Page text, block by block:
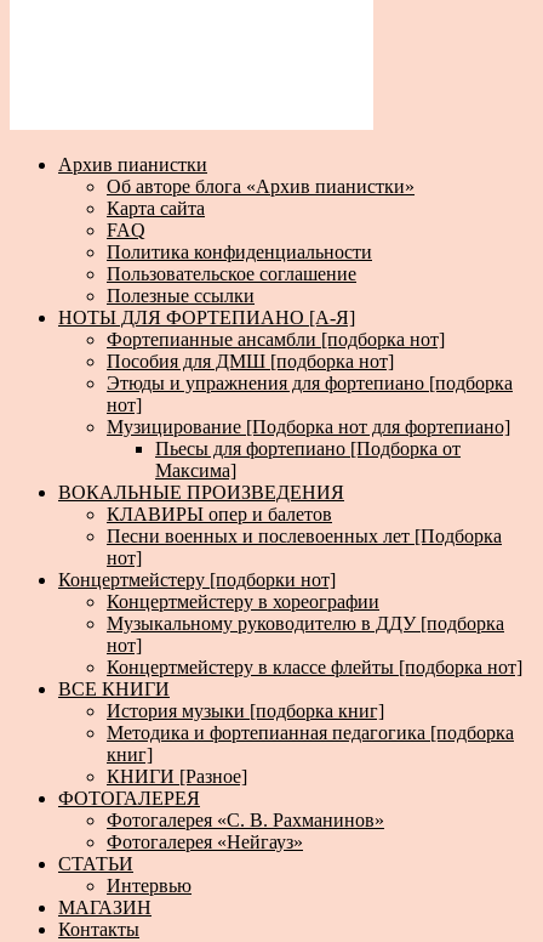
Архив пианистки
Об авторе блога «Архив пианистки»
Карта сайта
FAQ
Политика конфиденциальности
Пользовательское соглашение
Полезные ссылки
НОТЫ ДЛЯ ФОРТЕПИАНО [А-Я]
Фортепианные ансамбли [подборка нот]
Пособия для ДМШ [подборка нот]
Этюды и упражнения для фортепиано [подборка
нот]
Музицирование [Подборка нот для фортепиано]
Пьесы для фортепиано [Подборка от
Максима]
ВОКАЛЬНЫЕ ПРОИЗВЕДЕНИЯ
КЛАВИРЫ опер и балетов
Песни военных и послевоенных лет [Подборка
нот]
Концертмейстеру [подборки нот]
Концертмейстеру в хореографии
Музыкальному руководителю в ДДУ [подборка
нот]
Концертмейстеру в классе флейты [подборка нот]
ВСЕ КНИГИ
История музыки [подборка книг]
Методика и фортепианная педагогика [подборка
книг]
КНИГИ [Разное]
ФОТОГАЛЕРЕЯ
Фотогалерея «С. В. Рахманинов»
Фотогалерея «Нейгауз»
СТАТЬИ
Интервью
МАГАЗИН
Контакты